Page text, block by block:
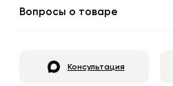
Вопросы о товаре
Консультация